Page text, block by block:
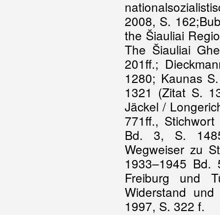
2008, S.
the Šiauliai
The Šiauliai
201ff.;
1280; Kaunas
1321 (Zitat S.
Jäckel /
771ff.,
Bd. 3, S.
Wegweiser zu
1933–1945 Bd.
Freiburg und
Widerstand
1997, S. 322 f.